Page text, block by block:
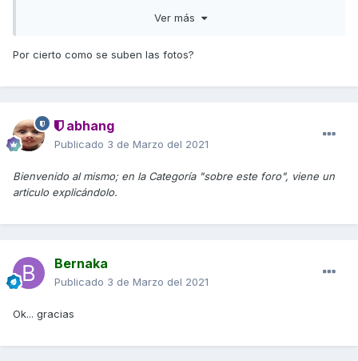
Ver más
Por cierto como se suben las fotos?
abhang
Publicado 3 de Marzo del 2021
Bienvenido al mismo; en la Categoría "sobre este foro", viene un
articulo explicándolo.
Bernaka
Publicado 3 de Marzo del 2021
Ok... gracias